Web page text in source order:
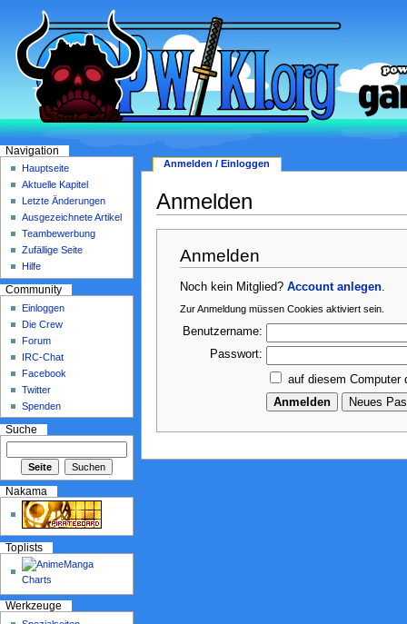
Anmelden
Anmelden
Noch kein Mitglied?Account anlegen
Zur Anmeldung müssen Cookies aktiviert sein.
Benutzername:
Passwort:
auf diesem Computer
Anmelden / Einloggen
Navigation
Hauptseite
Aktuelle Kapitel
Letzte Änderungen
Ausgezeichnete Artikel
Teambewerbung
Zufällige Seite
Hilfe
Community
Einloggen
Die Crew
Forum
IRC-Chat
Facebook
Twitter
Spenden
Suche
Nakama
Toplists
Werkzeuge